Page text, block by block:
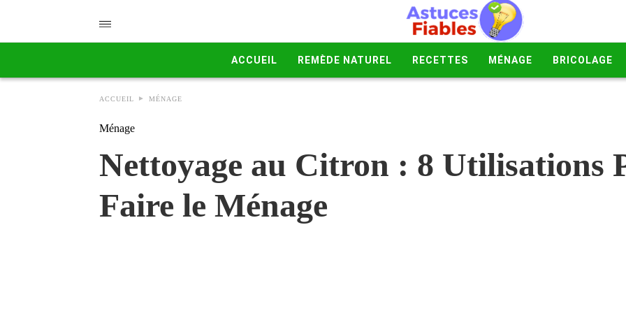
ACCUEIL REMÈDE NATUREL RECETTES MÉNAGE BRICOLAGE
ACCUEIL MÉNAGE
Ménage
Nettoyage au Citron : 8 Utilisations
Faire le Ménage